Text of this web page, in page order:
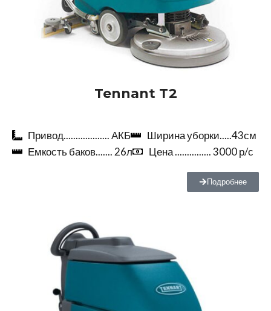
Tennant T2
Привод................... АКБ
Ширина уборки.....43см
Емкость баков....... 26л
Цена ............... 3000 р/с
Подробнее